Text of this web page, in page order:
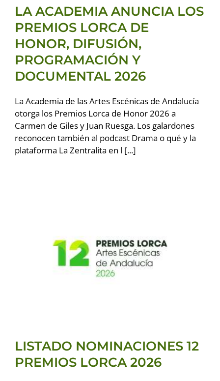
DOCUMENTAL 2026
Premios LORCA 2026
LA ACADEMIA ANUNCIA LOS
PREMIOS LORCA DE
HONOR, DIFUSIÓN,
PROGRAMACIÓN Y
DOCUMENTAL 2026
La Academia de las Artes Escénicas de Andalucía
otorga los Premios Lorca de Honor 2026 a
Carmen de Giles y Juan Ruesga. Los galardones
reconocen también al podcast Drama o qué y la
plataforma La Zentralita en l [...]
LISTADO NOMINACIONES
12 PREMIOS LORCA 2026
Premios LORCA 2026
LISTADO NOMINACIONES 12
PREMIOS LORCA 2026